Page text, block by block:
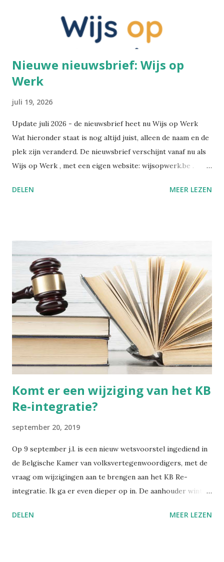
resultaat was een "lotusvoetje". Dit gold als een teken van
Nieuwe nieuwsbrief: Wijs op
Werk
juli 19, 2026
Update juli 2026 - de nieuwsbrief heet nu Wijs op Werk
Wat hieronder staat is nog altijd juist, alleen de naam en de
plek zijn veranderd. De nieuwsbrief verschijnt vanaf nu als
Wijs op Werk , met een eigen website: wijsopwerk.be .
gaat: welzijn, preventie, verzuim- en re-integratiebeleid,
rechtstreeks: wijsopwerk.be/nieuwsbrief . -- Juli 2025
Sinds kort heb ik op LinkedIn een nieuwsbrief gelanceerd:
Wegwijs in welzijn. Daarin bundel ik wekelijks de artikels
die ik publiceer over welzijn, preventie en
arbeidsgezondheid. De reden? Er verschijnt zoveel
informatie, wetswijzigingen en opinies dat het soms
moeilijk is om het overzicht te bewaren. Met deze
nieuwsbrief wil ik alles bundelen en gestructureerd ...
DELEN MEER LEZEN
Komt er een wijziging van het KB
Re-integratie?
september 20, 2019
Op 9 september j.l. is een nieuw wetsvoorstel ingediend in
de Belgische Kamer van volksvertegenwoordigers, met de
vraag om wijzigingen aan te brengen aan het KB Re-
integratie. Ik ga er even dieper op in. De aanhouder wint,
nr. 275 is een bijna letterlijk herhalen van een eerder
DELEN MEER LEZEN